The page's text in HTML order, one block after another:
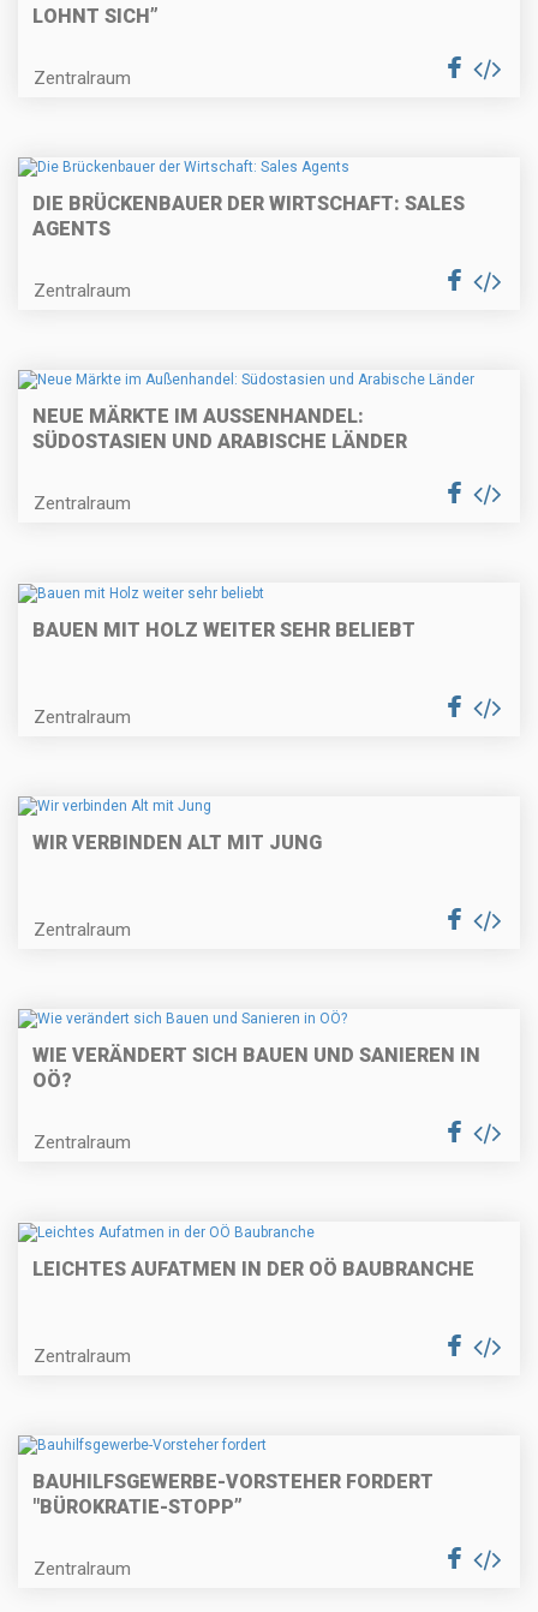
LOHNT SICH”
Zentralraum
DIE BRÜCKENBAUER DER WIRTSCHAFT: SALES
AGENTS
Zentralraum
NEUE MÄRKTE IM AUSSENHANDEL: S
ÜDOSTASIEN UND ARABISCHE LÄNDER
Zentralraum
BAUEN MIT HOLZ WEITER SEHR BELIEBT
Zentralraum
WIR VERBINDEN ALT MIT JUNG
Zentralraum
WIE VERÄNDERT SICH BAUEN UND SANIEREN IN
OÖ?
Zentralraum
LEICHTES AUFATMEN IN DER OÖ BAUBRANCHE
Zentralraum
BAUHILFSGEWERBE-VORSTEHER FORDERT
"BÜROKRATIE-STOPP”
Zentralraum